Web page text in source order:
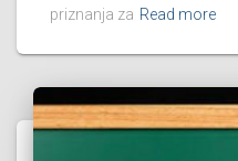
priznanja za Read more